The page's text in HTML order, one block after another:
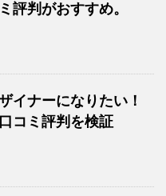
評判がおすすめ。
イナーになりたい！
コミ評判を検証